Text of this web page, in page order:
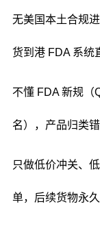
无美国本土合规
货到港 FDA 系统
不懂 FDA 新规（
名），产品归类
只做低价冲关、
单，后续货物永